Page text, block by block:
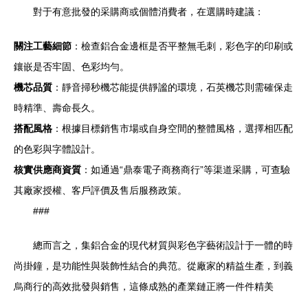
對于有意批發的采購商或個體消費者，在選購時建議：
關注工藝細節 ：檢查鋁合金邊框是否平整無毛刺，彩色字的印刷或
鑲嵌是否牢固、色彩均勻。
機芯品質 ：靜音掃秒機芯能提供靜謐的環境，石英機芯則需確保走
時精準、壽命長久。
搭配風格 ：根據目標銷售市場或自身空間的整體風格，選擇相匹配
的色彩與字體設計。
核實供應商資質 ：如通過“鼎泰電子商務商行”等渠道采購，可查驗
其廠家授權、客戶評價及售后服務政策。
###
總而言之，集鋁合金的現代材質與彩色字藝術設計于一體的時
尚掛鐘，是功能性與裝飾性結合的典范。從廠家的精益生產，到義
烏商行的高效批發與銷售，這條成熟的產業鏈正將一件件精美